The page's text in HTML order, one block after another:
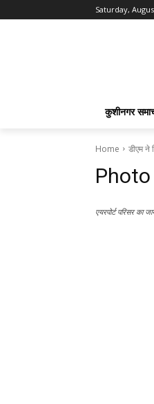
Saturday,
कुशीनगर
Home डीएम ने
Photo
एयरपोर्ट परिसर का